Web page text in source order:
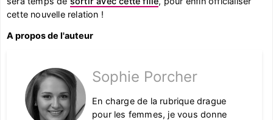
cette nouvelle relation !
A propos de l'auteur
Sophie Porcher
En charge de la rubrique drague
pour les femmes, je vous donne